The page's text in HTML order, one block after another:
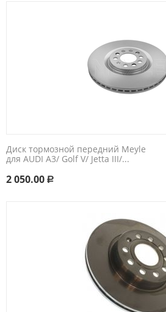
Диск тормозной передний Meyle
для AUDI A3/ Golf V/ Jetta III/...
2 050.00 Р